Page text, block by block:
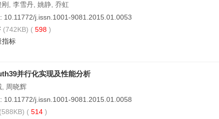
, 李雪丹, 姚静, 乔虹
10.11772/j.issn.1001-9081.2015.01.0053
(742KB) ( 598 )
指标
并行化实现及性能分析
, 周晓辉
10.11772/j.issn.1001-9081.2015.01.0058
(588KB) ( 514 )